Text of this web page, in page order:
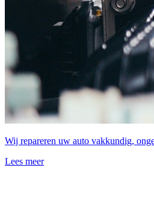
Wij repareren uw auto vakkundig,
Lees meer